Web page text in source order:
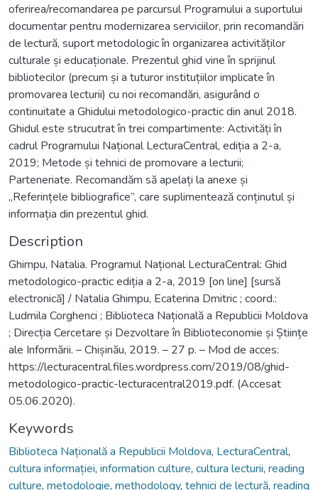
oferirea/recomandarea pe parcursul Programului a suportului
documentar pentru modernizarea serviciilor, prin recomandări
de lectură, suport metodologic în organizarea activităților
culturale și educaționale. Prezentul ghid vine în sprijinul
bibliotecilor (precum și a tuturor instituțiilor implicate în
promovarea lecturii) cu noi recomandări, asigurând o
continuitate a Ghidului metodologico-practic din anul 2018.
Ghidul este strucutrat în trei compartimente: Activități în
cadrul Programului Național LecturaCentral, ediția a 2-a,
2019; Metode și tehnici de promovare a lecturii;
Parteneriate. Recomandăm să apelați la anexe și
„Referințele bibliografice”, care suplimentează conținutul și
informația din prezentul ghid.
Description
Ghimpu, Natalia. Programul Național LecturaCentral: Ghid
metodologico-practic ediția a 2-a, 2019 [on line] [sursă
electronică] / Natalia Ghimpu, Ecaterina Dmitric ; coord.:
Ludmila Corghenci ; Biblioteca Națională a Republicii Moldova
; Direcția Cercetare și Dezvoltare în Biblioteconomie și Științe
ale Informării. – Chișinău, 2019. – 27 p. – Mod de acces:
https://lecturacentral.files.wordpress.com/2019/08/ghid-
metodologico-practic-lecturacentral2019.pdf. (Accesat
05.06.2020).
Keywords
Biblioteca Națională a Republicii Moldova, LecturaCentral,
cultura informației, information culture, cultura lecturii, reading
culture, metodologie, methodology, tehnici de lectură, reading